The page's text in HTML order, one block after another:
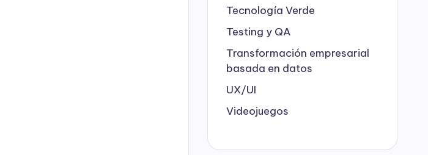
Tecnología Verde
Testing y QA
Transformación empresarial
basada en datos
UX/UI
Videojuegos